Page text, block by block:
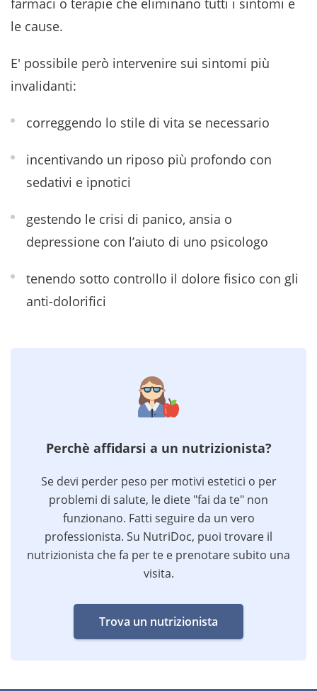
farmaci o terapie che eliminano tutti i sintomi e
le cause.
E' possibile però intervenire sui sintomi più
invalidanti:
correggendo lo stile di vita se necessario
incentivando un riposo più profondo con
sedativi e ipnotici
gestendo le crisi di panico, ansia o
depressione con l’aiuto di uno psicologo
tenendo sotto controllo il dolore fisico con gli
anti-dolorifici
Perchè affidarsi a un nutrizionista?
Se devi perder peso per motivi estetici o per
problemi di salute, le diete "fai da te" non
funzionano. Fatti seguire da un vero
professionista. Su NutriDoc, puoi trovare il
nutrizionista che fa per te e prenotare subito una
visita.
Trova un nutrizionista